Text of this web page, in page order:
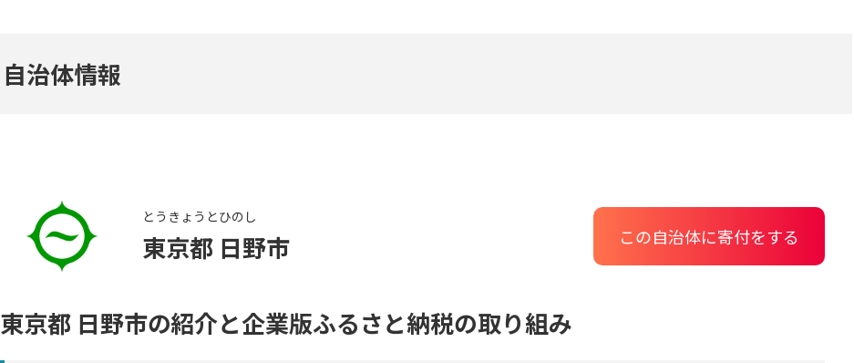
自治体情報
とうきょうと
東京都
ひのし
日野市 この自治体に寄付をする
東京都 日野市の紹介と企業版ふるさと納税の取り組み